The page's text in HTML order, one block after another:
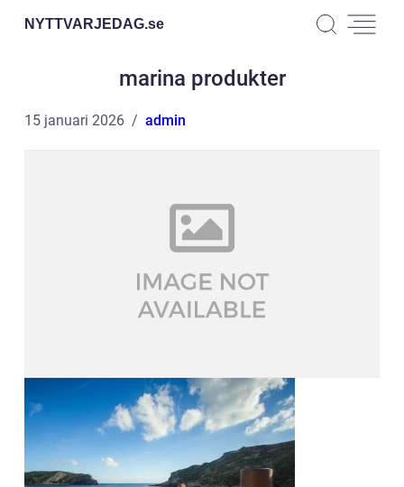
NYTTVARJEDAG.se
marina produkter
15 januari 2026 admin